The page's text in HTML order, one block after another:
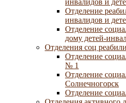
инвалидов и
Отделение
инвалидов и
Отделение
дому детей-
Отделения соц
Отделение
№ 1
Отделение
Солнечногорск
Отделение